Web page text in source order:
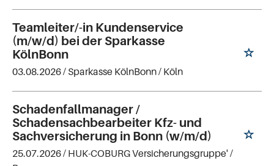
Teamleiter/-in Kundenservice
(m/w/d) bei der Sparkasse
KölnBonn
03.08.2026 / Sparkasse KölnBonn/ Köln
Schadenfallmanager /
Schadensachbearbeiter Kfz- und
Sachversicherung in Bonn (w/m/d)
25.07.2026 / HUK-COBURG Versicherungsgruppe' /